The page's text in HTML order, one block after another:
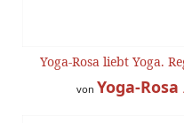
Yoga-Rosa liebt Yoga.
von Yoga-